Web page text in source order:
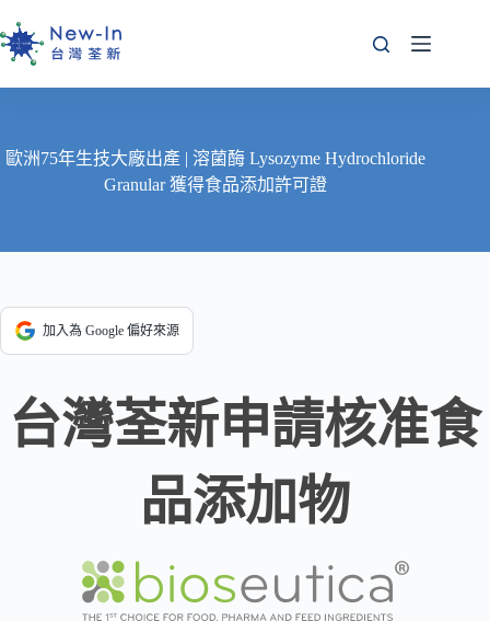
至
主
要
歐洲75年生技大廠出產 | 溶菌酶 Lysozyme Hydrochloride
Granular 獲得食品添加許可證
加入為 Google 偏好來源
台灣荃新申請核准食
品添加物